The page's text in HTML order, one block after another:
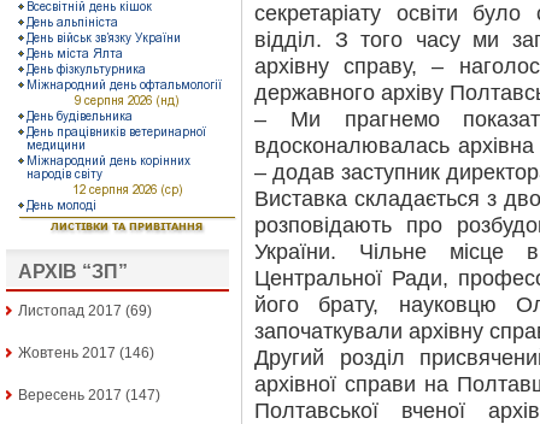
АРХІВ “ЗП”
Листопад 2017 (69)
Жовтень 2017 (146)
Вересень 2017 (147)
секретаріату освіти було
відділ. З того часу ми
архівну справу, –
державного архіву
– Ми прагнемо
вдосконалювалась
– додав заступник
Виставка складається з
розповідають про
України. Чільне місце
Центральної Ради,
його брату, науковцю
започаткували архівну
Другий розділ
архівної справи на
Полтавської вченої